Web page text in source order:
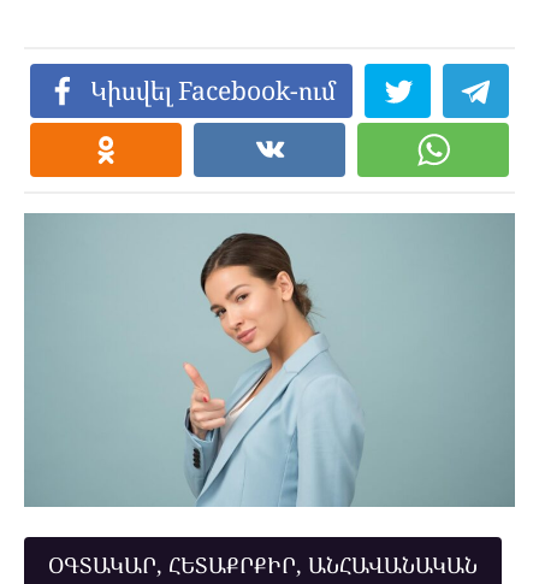
Կիսվել Facebook-ում
ՕԳՏԱԿԱՐ, ՀԵՏԱՔՐՔԻՐ, ԱՆՀԱՎԱՆԱԿԱՆ